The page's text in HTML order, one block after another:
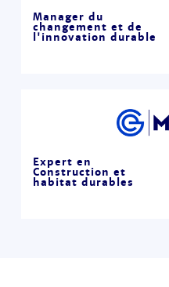
Manager du
changement et de
l'innovation durable
Expert en
Construction et
habitat durables